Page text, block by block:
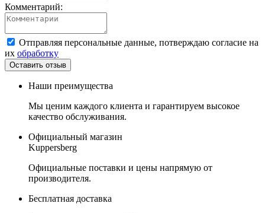
Комментарий:
Отправляя персональные данные, потверждаю согласие на
их обработку
Наши преимущества
Мы ценим каждого клиента и гарантируем высокое
качество обслуживания.
Официальный магазин
Kuppersberg
Официальные поставки и цены напрямую от
производителя.
Бесплатная доставка